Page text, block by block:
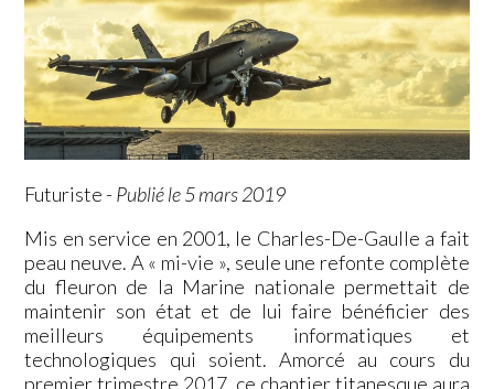
Futuriste - Publié le 5 mars 2019
Mis en service en 2001, le Charles-De-Gaulle a fait
peau neuve. A « mi-vie », seule une refonte complète
du fleuron de la Marine nationale permettait de
maintenir son état et de lui faire bénéficier des
meilleurs équipements informatiques et
technologiques qui soient. Amorcé au cours du
premier trimestre 2017, ce chantier titanesque aura